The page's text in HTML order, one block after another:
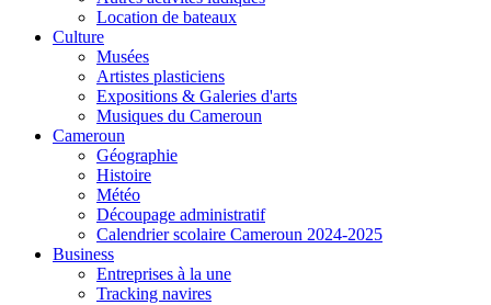
Location de bateaux
Culture
Musées
Artistes plasticiens
Expositions & Galeries d'arts
Musiques du Cameroun
Cameroun
Géographie
Histoire
Météo
Découpage administratif
Calendrier scolaire Cameroun 2024-2025
Business
Entreprises à la une
Tracking navires